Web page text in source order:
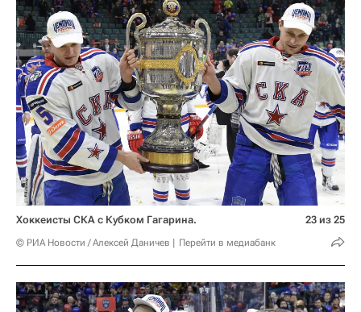
Хоккеисты СКА с Кубком Гагарина.
© РИА Новости / Алексей Даничев Перейти в медиабанк
23 из 25